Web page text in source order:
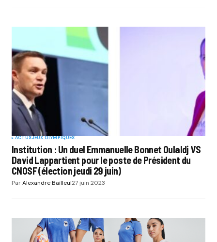
ACTUSJEUX OLYMPIQUES
Institution : Un duel Emmanuelle Bonnet Oulaldj VS
David Lappartient pour le poste de Président du
CNOSF (élection jeudi 29 juin)
ParAlexandre Bailleul27 juin 2023